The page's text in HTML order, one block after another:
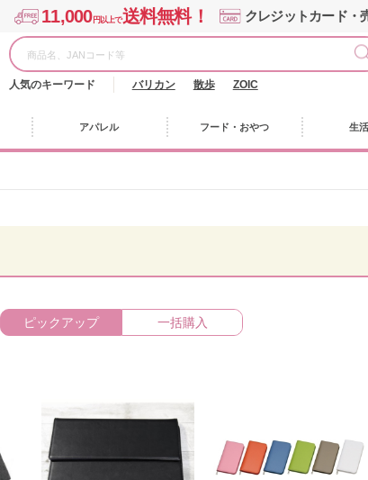
11,000円以上で送料無料！ クレジットカード・
人気のキーワード バリカン 散歩 ZOIC
アパレル フード・おやつ 生
ピックアップ 一括購入